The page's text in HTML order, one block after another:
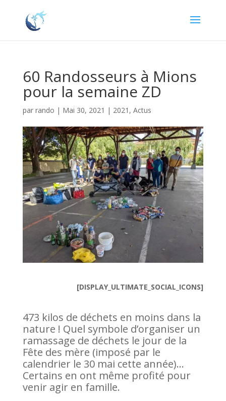
60 Randosseurs à Mions
pour la semaine ZD
par rando | Mai 30, 2021 | 2021 , Actus
[DISPLAY_ULTIMATE_SOCIAL_ICONS]
473 kilos de déchets en moins dans la
nature ! Quel symbole d’organiser un
ramassage de déchets le jour de la
Fête des mère (imposé par le
calendrier le 30 mai cette année)…
Certains en ont même profité pour
venir agir en famille.